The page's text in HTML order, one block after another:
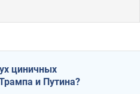
циничных
и Путина?